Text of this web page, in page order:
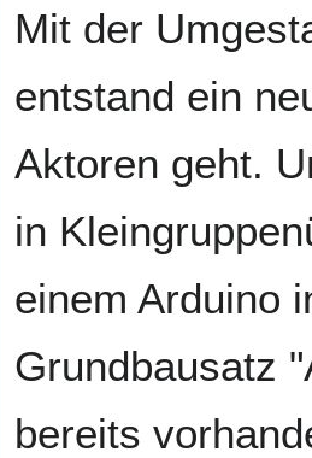
Mit der
entstand ein
Aktoren geht.
in
einem Arduino
Grundbausatz
bereits